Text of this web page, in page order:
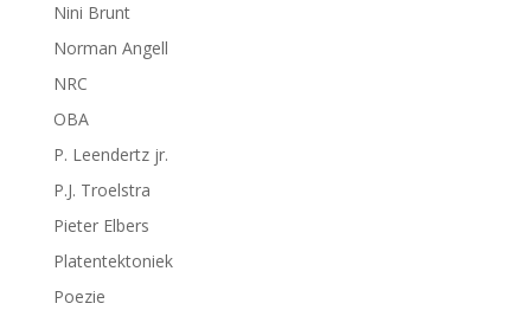
Nini Brunt
Norman Angell
NRC
OBA
P. Leendertz jr.
P.J. Troelstra
Pieter Elbers
Platentektoniek
Poezie